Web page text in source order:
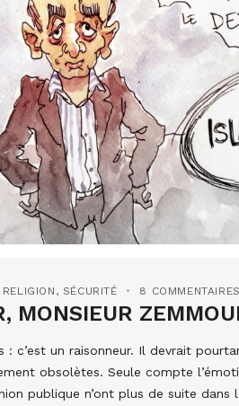
RELIGION , SÉCURITÉ 8 COMMENTAIRES
MONSIEUR
c’est un raisonneur. Il devrait
obsolètes. Seule compte
publique n’ont plus de suite dans